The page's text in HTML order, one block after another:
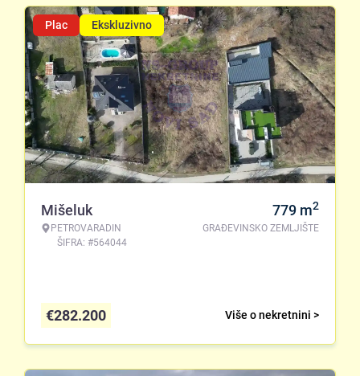
Plac Ekskluzivno
Mišeluk
PETROVARADIN
ŠIFRA: #564044
779 m2
GRAĐEVINSKO ZEMLJIŠTE
Više o nekretnini >
€282.200